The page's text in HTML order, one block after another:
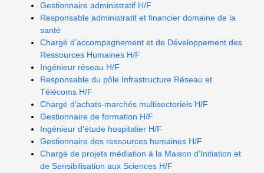
Gestionnaire administratif H/F
Responsable administratif et financier domaine de la
santé
Chargé d’accompagnement et de Développement des
Ressources Humaines H/F
Ingénieur réseau H/F
Responsable du pôle Infrastructure Réseau et
Télécoms H/F
Chargé d’achats-marchés multisectoriels H/F
Gestionnaire de formation H/F
Ingénieur d'étude hospitalier H/F
Gestionnaire des ressources humaines H/F
Chargé de projets médiation à la Maison d’Initiation et
de Sensibilisation aux Sciences H/F